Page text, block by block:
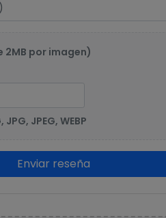
2MB por imagen)
JPEG, WEBP
Enviar reseña